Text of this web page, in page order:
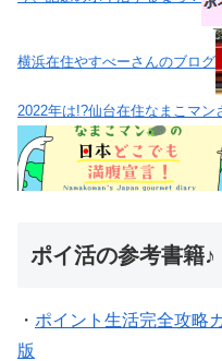
横浜在住やすべーさんのブログ
2022年は!?仙台在住なまこマン
ポイ活の参考書籍♪
・ ポイント生活完全攻略
版